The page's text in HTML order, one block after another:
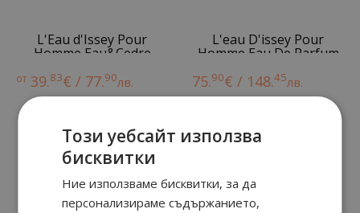
L'Eau d'Issey Pour
Homme Eau&Cedre
от 39.83€ / 77.90лв.
L'eau D'issey Pour
Homme Eau De Parfum
75.90€ / 148.45лв.
Този уебсайт използва
бисквитки
Ние използваме бисквитки, за да
персонализираме съдържанието,